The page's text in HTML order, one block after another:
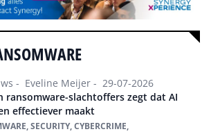
- Eveline Meijer - 29-07-2026
ransomware-slachtoffers zegt dat AI
effectiever maakt
SECURITY, CYBERCRIME,